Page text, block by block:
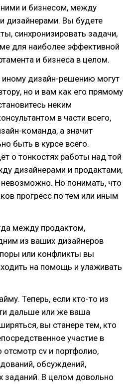
и бизнесом, между
дизайнерами. Вы будете
синхронизировать задачи,
для наиболее эффективной
и бизнеса в целом.
иному дизайн-решению могут
но и вам как его прямому
неким
в части всего,
команда, а значит
быть в курсе всего.
о тонкостях работы над той
дизайнерами и продактами,
невозможно. Но понимать, что
прогресс по тем или иным
между продактом,
из ваших дизайнеров
или конфликты вы
на помощь и улаживать
Теперь, если кто-то из
дальше или же ваша
вы станере тем, кто
участие в
cv и портфолио,
обсуждений,
заданий. В целом довольно